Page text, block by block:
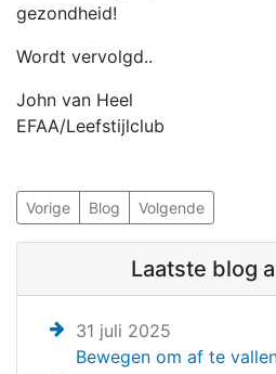
gezondheid!
Wordt vervolgd..
John van Heel
EFAA/Leefstijlclub
Vorige Blog Volgende
Laatste blog
31 juli 2025
Bewegen om af te